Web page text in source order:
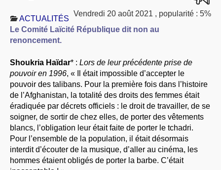
HISTOIRE(s)
LAICITHÈQUE
À PROPOS
LIBRES OPINIONS
* [ connexion Adhérents ] .
Vendredi 20 août 2021 , popularité : 5%
ACTUALITÉS
Le Comité Laïcité République dit non au
renoncement.
Shoukria Haïdar* : Lors de leur précédente prise de
pouvoir en 1996, « Il était impossible d’accepter le
pouvoir des talibans. Pour la première fois dans l’histoire
de l’Afghanistan, la totalité des droits des femmes était
éradiquée par décrets officiels : le droit de travailler, de se
soigner, de sortir de chez elles, de porter des vêtements
blancs, l’obligation leur était faite de porter le tchadri.
Pour l’ensemble de la population, il était désormais
interdit d’écouter de la musique, d’aller au cinéma, les
hommes étaient obligés de porter la barbe. C’était